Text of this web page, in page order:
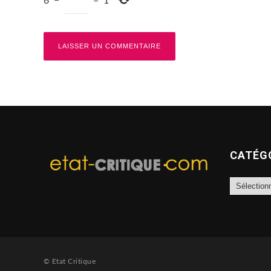
Catégories
© Etat Critique